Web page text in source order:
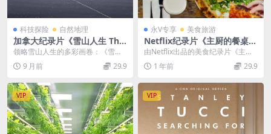
科技探险 自然地理
加拿大纪录片《雪山人生 This
Mountain Life 2018》英语中
英双字 官方纯净版 1080P/M
KV/5.21G 探险人生
领略雪山人生的多彩画卷：《雪山
人生This Mountain Life 2018...
9 月前 29.9
永V专享 美食旅游
Netflix纪录片《主厨的餐桌 C
hef’s Table》第一季全6集 英
语中英双字 720P高清 美食纪
录片下载
由Netflix出品的美食纪录片《主厨
的餐桌 Chef’s Table》，以独特...
1 年前 29.9
VIP VIP